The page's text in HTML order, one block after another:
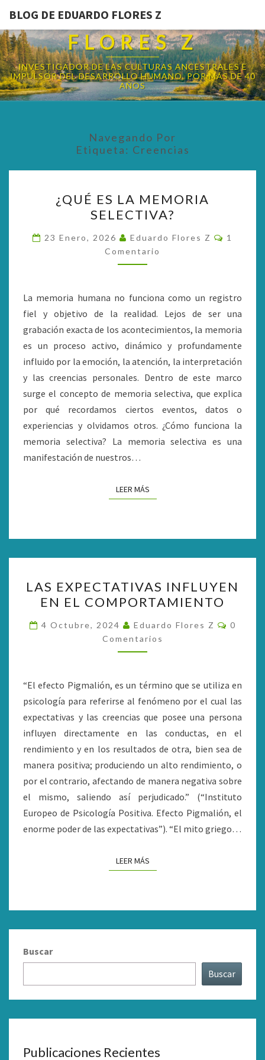
BLOG DE EDUARDO FLORES Z
BLOG DE EDUARDO
FLORES Z
INVESTIGADOR DE LAS CULTURAS ANCESTRALES E
IMPULSOR DEL DESARROLLO HUMANO, POR MÁS DE 40
AÑOS
Navegando Por
Etiqueta: Creencias
ES
LA
MEMORIA
SELECTIVA?
¿QUÉ ES LA MEMORIA
SELECTIVA?
23 Enero, 2026 Eduardo Flores Z
1
Comentario
La memoria humana no funciona como un registro
fiel y objetivo de la realidad. Lejos de ser una
grabación exacta de los acontecimientos, la memoria
es un proceso activo, dinámico y profundamente
influido por la emoción, la atención, la interpretación
y las creencias personales. Dentro de este marco
surge el concepto de memoria selectiva, que explica
por qué recordamos ciertos eventos, datos o
experiencias y olvidamos otros. ¿Cómo funciona la
memoria selectiva? La memoria selectiva es una
manifestación de nuestros…
LEER MÁSLEER MÁS
EXPECTATIVAS
INFLUYEN
EN
EL
COMPORTAMIENTO
LAS EXPECTATIVAS INFLUYEN
EN EL COMPORTAMIENTO
4 Octubre, 2024 Eduardo Flores Z
0
Comentarios
“El efecto Pigmalión, es un término que se utiliza en
psicología para referirse al fenómeno por el cual las
expectativas y las creencias que posee una persona
influyen directamente en las conductas, en el
rendimiento y en los resultados de otra, bien sea de
manera positiva; produciendo un alto rendimiento, o
por el contrario, afectando de manera negativa sobre
el mismo, saliendo así perjudicado.” (“Instituto
Europeo de Psicología Positiva. Efecto Pigmalión, el
enorme poder de las expectativas”). “El mito griego…
LEER MÁSLEER MÁS
Buscar
Buscar
Publicaciones Recientes